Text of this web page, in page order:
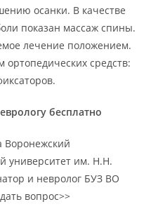
осанки. В качестве
показан массаж спины.
лечение положением.
ортопедических средств:
бесплатно
университет им. Н.Н.
и невролог БУЗ ВО
вопрос>>